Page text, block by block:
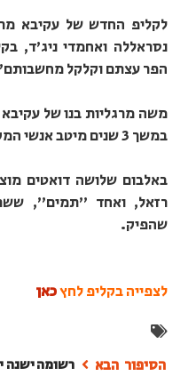
לקליפ החדש של עקיבא
נסראללה ואחמדי ניג'ד,
הפר עצתם וקלקל
משה מרגליות בנו של
במשך 3 שנים מיטב אנשי המקצוע
באלבום שלושה דואטים
רזאל, ואחד "תמים",
שהפיק.
לצפייה בקליפ לחץכאן
רשומה ישנה